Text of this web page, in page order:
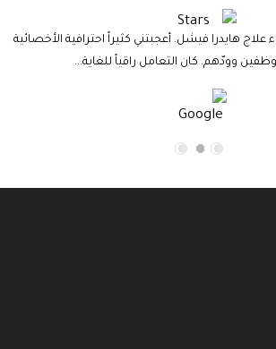
علاج هايدرا فيشل. أعجبتني كثيراً احترافية الأخصائية
وودّهم. كان التعامل راقياً للغاية...